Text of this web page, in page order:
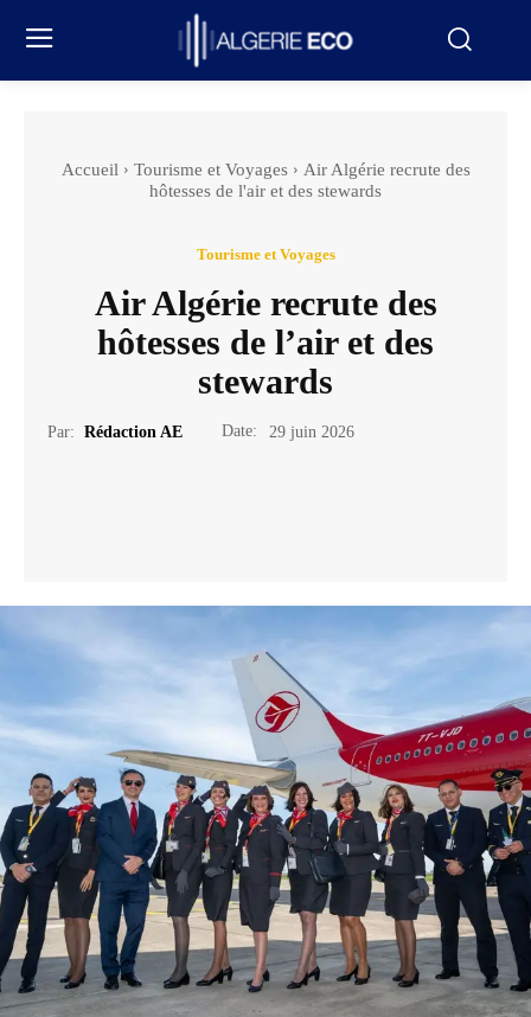
Accueil Tourisme et Voyages
Air Algérie recrute des
hôtesses de l'air et des stewards
Tourisme et Voyages
Air Algérie recrute des
hôtesses de l’air et des
stewards
Par: Rédaction AE Date: 29 juin 2026